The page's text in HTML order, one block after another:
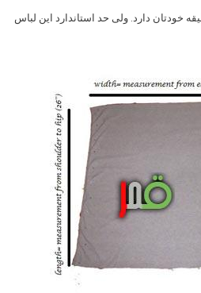
خودتان دارد. ولی حد استاندارد این لباس